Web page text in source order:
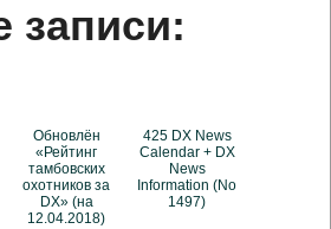
записи:
Обновлён
«Рейтинг
тамбовских
охотников за
DX» (на
12.04.2018)
425 DX News
Calendar + DX
News
Information (No
1497)